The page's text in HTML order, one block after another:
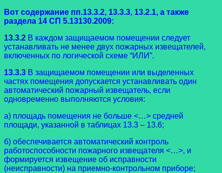
Вот содержание пп.13.3.2, 13.3.3, 13.2.1, а также
раздела 14 СП 5.13130.2009:
13.3.2 В каждом защищаемом помещении следует
устанавливать не менее двух пожарных извещателей,
включенных по логической схеме “ИЛИ”.
13.3.3 В защищаемом помещении или выделенных
частях помещения допускается устанавливать один
автоматический пожарный извещатель, если
одновременно выполняются условия:
а) площадь помещения не больше <…> средней
площади, указанной в таблицах 13.3 – 13.6;
б) обеспечивается автоматический контроль
работоспособности пожарного извещателя <…>, и
формируется извещение об исправности
(неисправности) на приемно-контрольном приборе;